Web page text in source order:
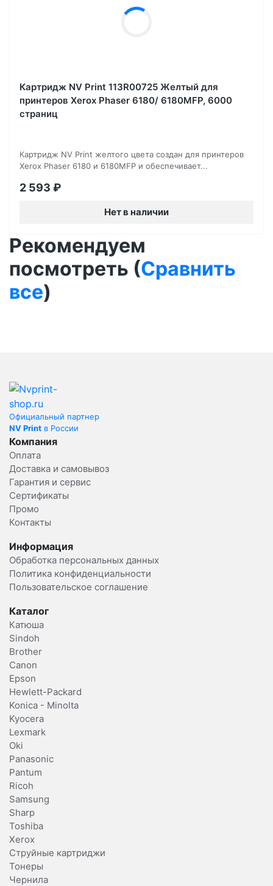
Картридж NV Print 113R00725 Желтый для
принтеров Xerox Phaser 6180/ 6180MFP, 6000
страниц
Картридж NV Print желтого цвета создан для принтеров
Xerox Phaser 6180 и 6180MFP и обеспечивает...
2 593 ₽
Нет в наличии
Рекомендуем
посмотреть (Сравнить
все)
Официальный партнер
NV Print в России
Компания
Оплата
Доставка и самовывоз
Гарантия и сервис
Сертификаты
Промо
Контакты
Информация
Обработка персональных данных
Политика конфиденциальности
Пользовательское соглашение
Каталог
Катюша
Sindoh
Brother
Canon
Epson
Hewlett-Packard
Konica - Minolta
Kyocera
Lexmark
Oki
Panasonic
Pantum
Ricoh
Samsung
Sharp
Toshiba
Xerox
Струйные картриджи
Тонеры
Чернила